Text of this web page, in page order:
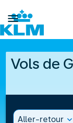

Vols de
Aller-retour expand_more